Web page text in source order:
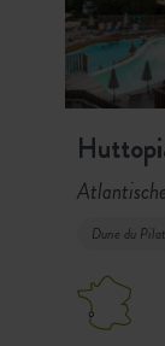
Dune du Pilat